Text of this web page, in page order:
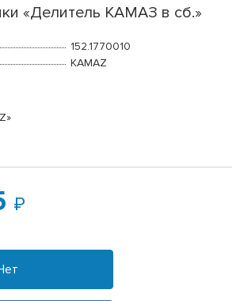
«Делитель КАМАЗ в сб.»
152.1770010
KAMAZ